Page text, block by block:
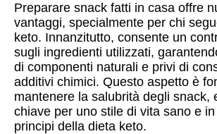
Preparare snack fatti in casa offre
vantaggi, specialmente per chi
keto. Innanzitutto, consente un
sugli ingredienti utilizzati,
di componenti naturali e privi di
additivi chimici. Questo aspetto è
mantenere la salubrità degli snack,
chiave per uno stile di vita sano e
principi della dieta keto.